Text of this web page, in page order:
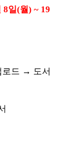
8일(월) ~ 19
드 → 도서